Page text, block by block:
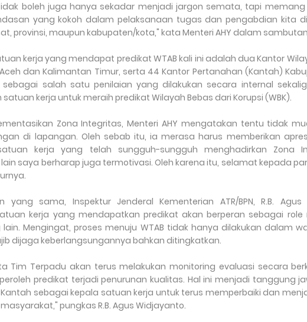
boleh juga hanya sekadar menjadi jargon semata, tapi memang
yang kokoh dalam pelaksanaan tugas dan pengabdian kita
provinsi, maupun kabupaten/kota," kata Menteri AHY dalam
kerja yang mendapat predikat WTAB kali ini adalah dua Kantor
Aceh dan Kalimantan Timur, serta 44 Kantor Pertanahan (Kantah)
sebagai salah satu penilaian yang dilakukan secara internal
kerja untuk meraih predikat Wilayah Bebas dari Korupsi (WBK).
Zona Integritas, Menteri AHY mengatakan tentu tidak
di lapangan. Oleh sebab itu, ia merasa harus memberikan
kerja yang telah sungguh-sungguh menghadirkan Zona
saya berharap juga termotivasi. Oleh karena itu, selamat kepada
yang sama, Inspektur Jenderal Kementerian ATR/BPN, R.B. Agus
kerja yang mendapatkan predikat akan berperan sebagai role
Mengingat, proses menuju WTAB tidak hanya dilakukan dalam
dijaga keberlangsungannya bahkan ditingkatkan.
Tim Terpadu akan terus melakukan monitoring evaluasi secara
predikat terjadi penurunan kualitas. Hal ini menjadi tanggung
sebagai kepala satuan kerja untuk terus memperbaiki dan
pungkas R.B. Agus Widjayanto.